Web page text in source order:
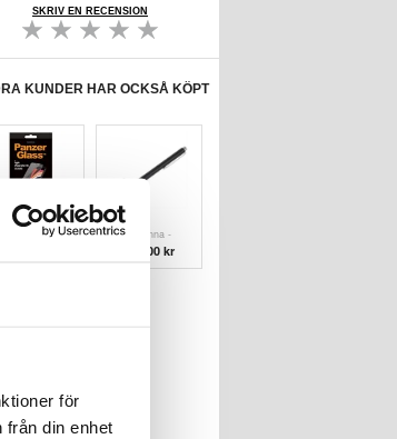
för
från din enhet
SKRIV EN RECENSION
KUNDER HAR OCKSÅ KÖPT
6S/7/8/SE
Kapacitiv
Styluspenna -
105,00 kr